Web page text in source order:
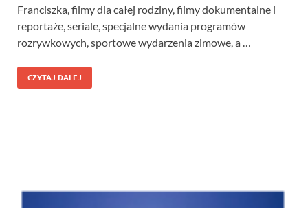
Franciszka, filmy dla całej rodziny, filmy dokumentalne i
reportaże, seriale, specjalne wydania programów
rozrywkowych, sportowe wydarzenia zimowe, a …
CZYTAJ DALEJ